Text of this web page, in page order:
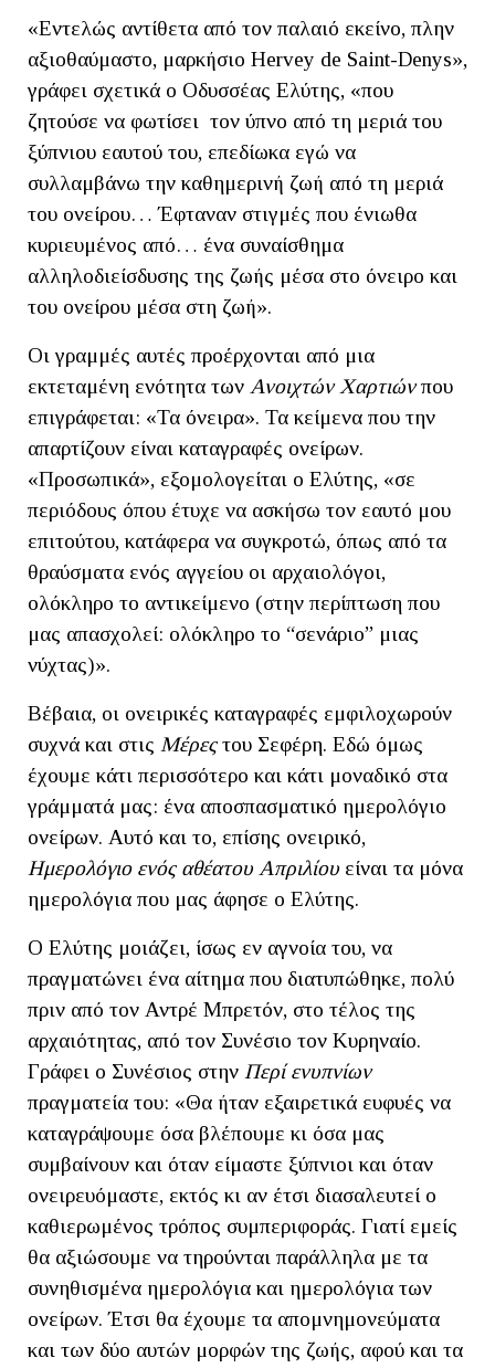
«Εντελώς αντίθετα από τον παλαιό εκείνο, πλην
αξιοθαύμαστο, μαρκήσιο Hervey de Saint-Denys»,
γράφει σχετικά ο Οδυσσέας Ελύτης, «που
ζητούσε να φωτίσει τον ύπνο από τη μεριά του
ξύπνιου εαυτού του, επεδίωκα εγώ να
συλλαμβάνω την καθημερινή ζωή από τη μεριά
του ονείρου… Έφταναν στιγμές που ένιωθα
κυριευμένος από… ένα συναίσθημα
αλληλοδιείσδυσης της ζωής μέσα στο όνειρο και
του ονείρου μέσα στη ζωή».
Οι γραμμές αυτές προέρχονται από μια
εκτεταμένη ενότητα των Ανοιχτών Χαρτιώνπου
επιγράφεται: «Τα όνειρα». Τα κείμενα που την
απαρτίζουν είναι καταγραφές ονείρων.
«Προσωπικά», εξομολογείται ο Ελύτης, «σε
περιόδους όπου έτυχε να ασκήσω τον εαυτό μου
επιτούτου, κατάφερα να συγκροτώ, όπως από τα
θραύσματα ενός αγγείου οι αρχαιολόγοι,
ολόκληρο το αντικείμενο (στην περίπτωση που
μας απασχολεί: ολόκληρο το “σενάριο” μιας
νύχτας)».
Βέβαια, οι ονειρικές καταγραφές εμφιλοχωρούν
συχνά και στις Μέρεςτου Σεφέρη. Εδώ όμως
έχουμε κάτι περισσότερο και κάτι μοναδικό στα
γράμματά μας: ένα αποσπασματικό ημερολόγιο
ονείρων. Αυτό και το, επίσης ονειρικό,
Ημερολόγιο ενός αθέατου Απριλίου είναι τα μόνα
ημερολόγια που μας άφησε ο Ελύτης.
Ο Ελύτης μοιάζει, ίσως εν αγνοία του, να
πραγματώνει ένα αίτημα που διατυπώθηκε, πολύ
πριν από τον Αντρέ Μπρετόν, στο τέλος της
αρχαιότητας, από τον Συνέσιο τον Κυρηναίο.
Γράφει ο Συνέσιος στην Περί ενυπνίων
πραγματεία του: «Θα ήταν εξαιρετικά ευφυές να
καταγράψουμε όσα βλέπουμε κι όσα μας
συμβαίνουν και όταν είμαστε ξύπνιοι και όταν
ονειρευόμαστε, εκτός κι αν έτσι διασαλευτεί ο
καθιερωμένος τρόπος συμπεριφοράς. Γιατί εμείς
θα αξιώσουμε να τηρούνται παράλληλα με τα
συνηθισμένα ημερολόγια και ημερολόγια των
ονείρων. Έτσι θα έχουμε τα απομνημονεύματα
και των δύο αυτών μορφών της ζωής, αφού και τα